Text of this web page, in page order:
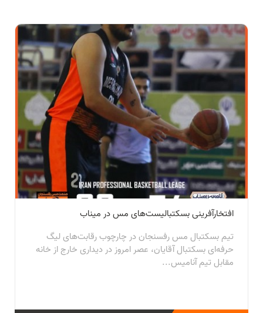
افتخارآفرینی بسکتبالیست‌های مس در میناب
تیم بسکتبال مس رفسنجان در چارچوب رقابت‌های لیگ
حرفه‌ای بسکتبال آقایان، عصر امروز در دیداری خارج از خانه
مقابل تیم آنامیس...